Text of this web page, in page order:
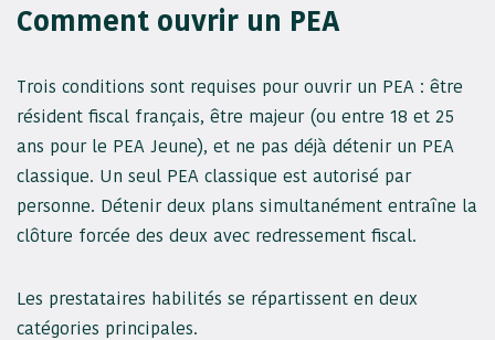
Comment ouvrir un PEA
Trois conditions sont requises pour ouvrir un PEA : être
résident fiscal français, être majeur (ou entre 18 et 25
ans pour le PEA Jeune), et ne pas déjà détenir un PEA
classique. Un seul PEA classique est autorisé par
personne. Détenir deux plans simultanément entraîne la
clôture forcée des deux avec redressement fiscal.
Les prestataires habilités se répartissent en deux
catégories principales.